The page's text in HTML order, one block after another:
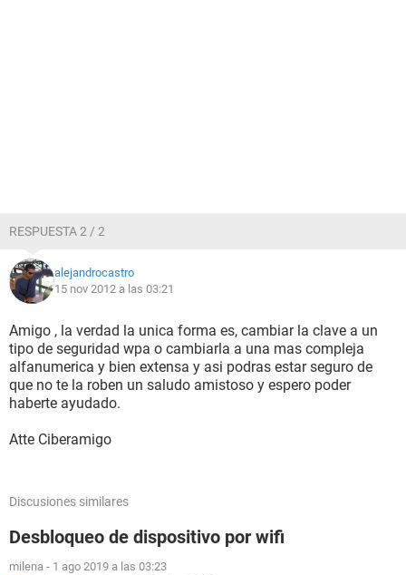
RESPUESTA 2 / 2
alejandrocastro
15 nov 2012 a las 03:21
Amigo , la verdad la unica forma es, cambiar la clave a un
tipo de seguridad wpa o cambiarla a una mas compleja
alfanumerica y bien extensa y asi podras estar seguro de
que no te la roben un saludo amistoso y espero poder
haberte ayudado.
Atte Ciberamigo
Discusiones similares
Desbloqueo de dispositivo por wifi
milena - 1 ago 2019 a las 03:23